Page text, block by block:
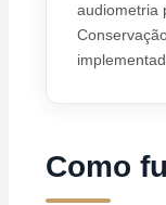
audiometria
Como